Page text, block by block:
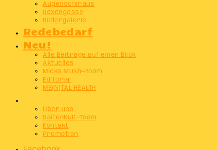
Augenschmaus
Boxengasse
Bildergalerie
Redebedarf
Neu!
Alle Beiträge auf einen Blick
Aktuelles
Micks Mush-Room
Editorial
ME(N)TAL HEALTH
Über uns
SaitenKult-Team
Kontakt
Promotion